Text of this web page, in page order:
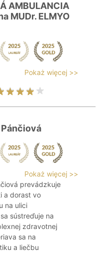
AMBULANCIA
MUDr. ELMYO
Pokaż więcej >>
Pánčiová
Pokaż więcej >>
prevádzkuje
a dorast vo
na ulici
sústreďuje na
zdravotnej
sa na
a liečbu